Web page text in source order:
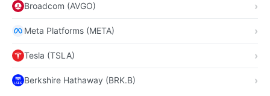
Broadcom (AVGO)
Meta Platforms (META)
Tesla (TSLA)
Berkshire Hathaway (BRK.B)